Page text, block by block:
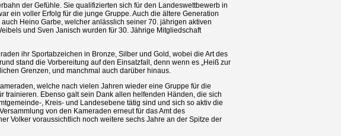
der Gefühle. Sie qualifizierten sich für den Landeswettbewerb in
ein voller Erfolg für die junge Gruppe. Auch die ältere Generation
Heino Garbe, welcher anlässlich seiner 70. jährigen aktiven
und Sven Janisch wurden für 30. Jährige Mitgliedschaft
ihr Sportabzeichen in Bronze, Silber und Gold, wobei die Art des
stand die Vorbereitung auf den Einsatzfall, denn wenn es „Heiß zur
Grenzen, und manchmal auch darüber hinaus.
welche nach vielen Jahren wieder eine Gruppe für die
trainieren. Ebenso galt sein Dank allen helfenden Händen, die sich
, Kreis- und Landesebene tätig sind und sich so aktiv die
von den Kameraden erneut für das Amt des
Volker voraussichtlich noch weitere sechs Jahre an der Spitze der